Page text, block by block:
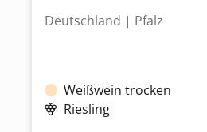
Deutschland | Pfalz
Weißwein trocken
Riesling